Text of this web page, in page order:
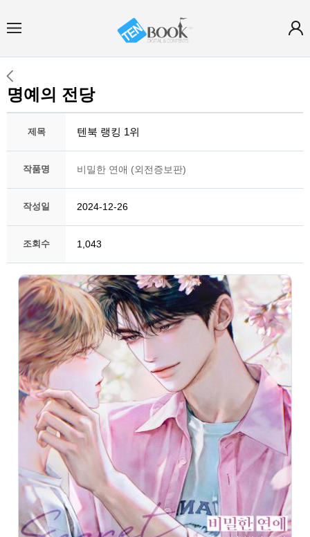
명예의 전당
제목 텐북 랭킹 1위
작품명 비밀한 연애 (외전증보판)
작성일 2024-12-26
조회수 1,043